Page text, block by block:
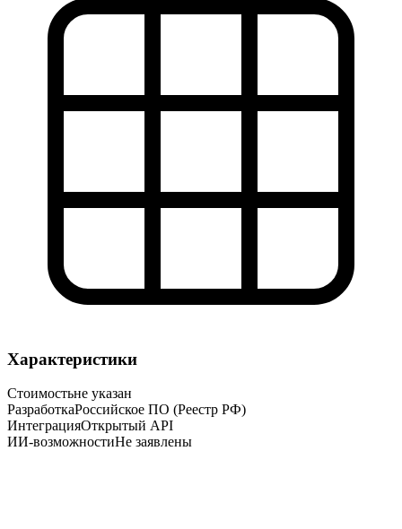
Характеристики
Стоимостьне указан
РазработкаРоссийское ПО (Реестр РФ)
ИнтеграцияОткрытый API
ИИ-возможностиНе заявлены